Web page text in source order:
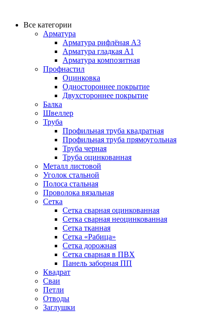
Все категории
Арматура
Арматура рифлёная А3
Арматура гладкая А1
Арматура композитная
Профнастил
Оцинковка
Одностороннее покрытие
Двухстороннее покрытие
Балка
Швеллер
Труба
Профильная труба квадратная
Профильная труба прямоугольная
Труба черная
Труба оцинкованная
Металл листовой
Уголок стальной
Полоса стальная
Проволока вязальная
Сетка
Сетка сварная оцинкованная
Сетка сварная неоцинкованная
Сетка тканная
Сетка «Рабица»
Сетка дорожная
Сетка сварная в ПВХ
Панель заборная ПП
Квадрат
Сваи
Петли
Отводы
Заглушки